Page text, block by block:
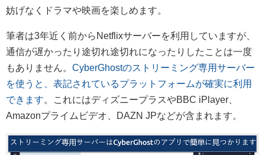
妨げなくドラマや映画を楽しめます。
筆者は3年近く前からNetflixサーバーを利用していますが、
通信が遅かったり途切れ途切れになったりしたことは一度
もありません。 CyberGhostのストリーミング専用サーバー
を使うと、表記されているプラットフォームが確実に利用
できます。これにはディズニープラスやBBC iPlayer、
Amazonプライムビデオ、DAZN JPなどが含まれます。